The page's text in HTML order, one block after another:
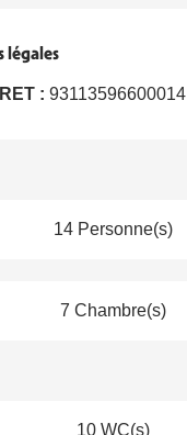
légales
légales
: 93113596600014
14 Personne(s)
7 Chambre(s)
10 WC(s)